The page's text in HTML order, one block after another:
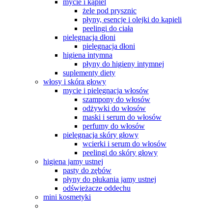
mycie i kąpiel
żele pod prysznic
płyny, esencje i olejki do kąpieli
peelingi do ciała
pielęgnacja dłoni
pielęgnacja dłoni
higiena intymna
płyny do higieny intymnej
suplementy diety
włosy i skóra głowy
mycie i pielęgnacja włosów
szampony do włosów
odżywki do włosów
maski i serum do włosów
perfumy do włosów
pielęgnacja skóry głowy
wcierki i serum do włosów
peelingi do skóry głowy
higiena jamy ustnej
pasty do zębów
płyny do płukania jamy ustnej
odświeżacze oddechu
mini kosmetyki